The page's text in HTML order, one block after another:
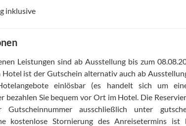
inklusive
Leistungen sind ab Ausstellung bis zum
Hotel ist der Gutschein alternativ auch ab
einlösbar (es handelt sich um
bezahlen Sie bequem vor Ort im Hotel. Die
ausschließlich unter
kostenlose Stornierung des Anreisetermins